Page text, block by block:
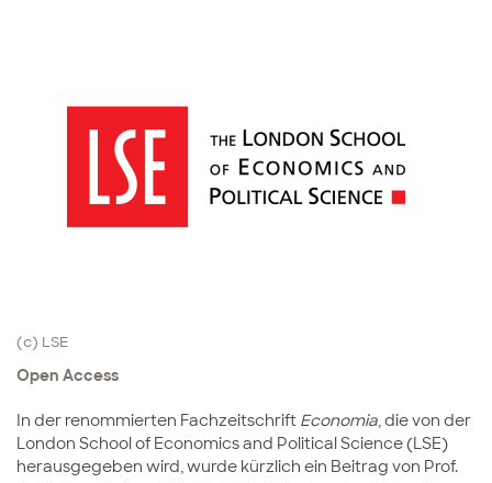
(c) LSE
Open Access
In der renommierten Fachzeitschrift Economia, die von der
London School of Economics and Political Science (LSE)
herausgegeben wird, wurde kürzlich ein Beitrag von Prof.